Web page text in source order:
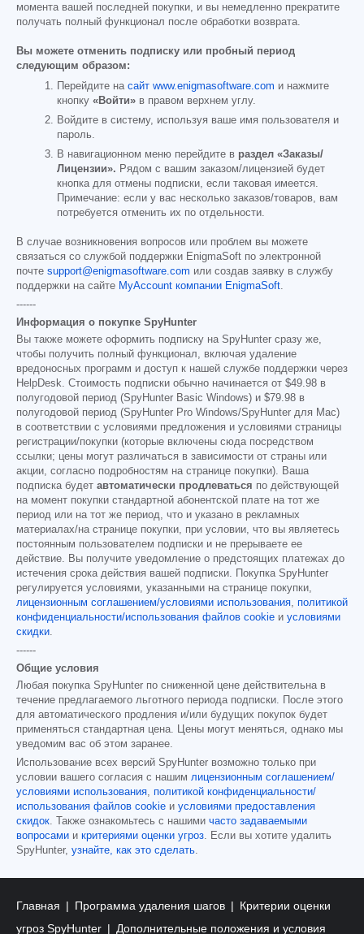
момента вашей последней покупки, и вы немедленно прекратите
получать полный функционал после обработки возврата.
Вы можете отменить подписку или пробный период
следующим образом:
Перейдите на сайт www.enigmasoftware.com и нажмите
кнопку «Войти» в правом верхнем углу.
Войдите в систему, используя ваше имя пользователя и
пароль.
В навигационном меню перейдите в раздел «Заказы/
Лицензии». Рядом с вашим заказом/лицензией будет
кнопка для отмены подписки, если таковая имеется.
Примечание: если у вас несколько заказов/товаров, вам
потребуется отменить их по отдельности.
В случае возникновения вопросов или проблем вы можете
связаться со службой поддержки EnigmaSoft по электронной
почте support@enigmasoftware.com или создав заявку в службу
поддержки на сайте MyAccount компании EnigmaSoft.
------
Информация о покупке SpyHunter
Вы также можете оформить подписку на SpyHunter сразу же,
чтобы получить полный функционал, включая удаление
вредоносных программ и доступ к нашей службе поддержки через
HelpDesk. Стоимость подписки обычно начинается от $49.98 в
полугодовой период (SpyHunter Basic Windows) и $79.98 в
полугодовой период (SpyHunter Pro Windows/SpyHunter для Mac)
в соответствии с условиями предложения и условиями страницы
регистрации/покупки (которые включены сюда посредством
ссылки; цены могут различаться в зависимости от страны или
акции, согласно подробностям на странице покупки). Ваша
подписка будет автоматически продлеваться по действующей
на момент покупки стандартной абонентской плате на тот же
период или на тот же период, что и указано в рекламных
материалах/на странице покупки, при условии, что вы являетесь
постоянным пользователем подписки и не прерываете ее
действие. Вы получите уведомление о предстоящих платежах до
истечения срока действия вашей подписки. Покупка SpyHunter
регулируется условиями, указанными на странице покупки,
лицензионным соглашением/условиями использования, политикой
конфиденциальности/использования файлов cookie и условиями
скидки.
------
Общие условия
Любая покупка SpyHunter по сниженной цене действительна в
течение предлагаемого льготного периода подписки. После этого
для автоматического продления и/или будущих покупок будет
применяться стандартная цена. Цены могут меняться, однако мы
уведомим вас об этом заранее.
Использование всех версий SpyHunter возможно только при
условии вашего согласия с нашим лицензионным соглашением/
условиями использования, политикой конфиденциальности/
использования файлов cookie и условиями предоставления
скидок. Также ознакомьтесь с нашими часто задаваемыми
вопросами и критериями оценки угроз. Если вы хотите удалить
SpyHunter, узнайте, как это сделать.
Главная Программа удаления шагов
Критерии оценки
угроз SpyHunter
Дополнительные положения и условия